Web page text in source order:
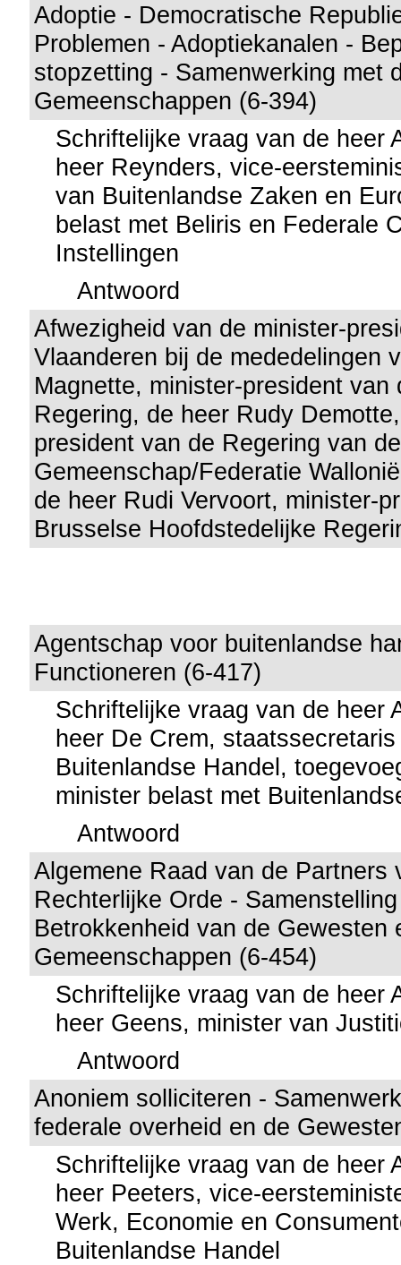
Adoptie - Democratische
Problemen - Adoptiekanalen -
stopzetting - Samenwerking met
Gemeenschappen (6-394)
Schriftelijke vraag van de heer
heer Reynders, vice-
van Buitenlandse Zaken en
belast met Beliris en Federale
Instellingen
Antwoord
Afwezigheid van de minister-
Vlaanderen bij de mededelingen
Magnette, minister-president van
Regering, de heer Rudy
president van de Regering van
Gemeenschap/Federatie
de heer Rudi Vervoort, minister-
Brusselse Hoofdstedelijke
Agentschap voor buitenlandse
Functioneren (6-417)
Schriftelijke vraag van de heer
heer De Crem,
Buitenlandse Handel,
minister belast met
Antwoord
Algemene Raad van de Partners
Rechterlijke Orde -
Betrokkenheid van de Gewesten
Gemeenschappen (6-454)
Schriftelijke vraag van de heer
heer Geens, minister van
Antwoord
Anoniem solliciteren -
federale overheid en de
Schriftelijke vraag van de heer
heer Peeters, vice-
Werk, Economie en
Buitenlandse Handel